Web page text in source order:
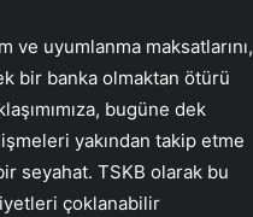
ve uyumlanma maksatlarını,
bir banka olmaktan ötürü
bugüne dek
yakından takip etme
seyahat. TSKB olarak bu
çoklanabilir